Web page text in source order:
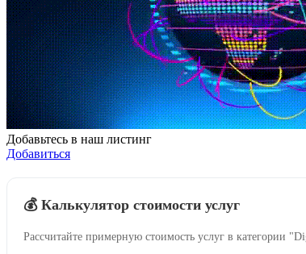
Добавьтесь в наш листинг
Добавиться
💰 Калькулятор стоимости услуг
Рассчитайте примерную стоимость услуг в категории